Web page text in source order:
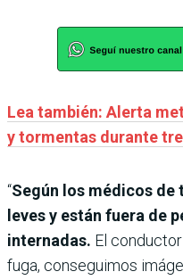
Lea también: Alerta
y tormentas durante
“Según los médicos de
leves y están fuera de
internadas. El
fuga, conseguimos